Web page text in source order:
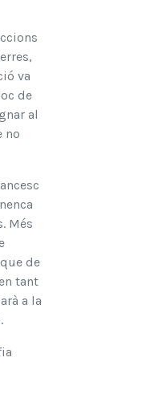
va
de
al
no
Més
de
tant
a la